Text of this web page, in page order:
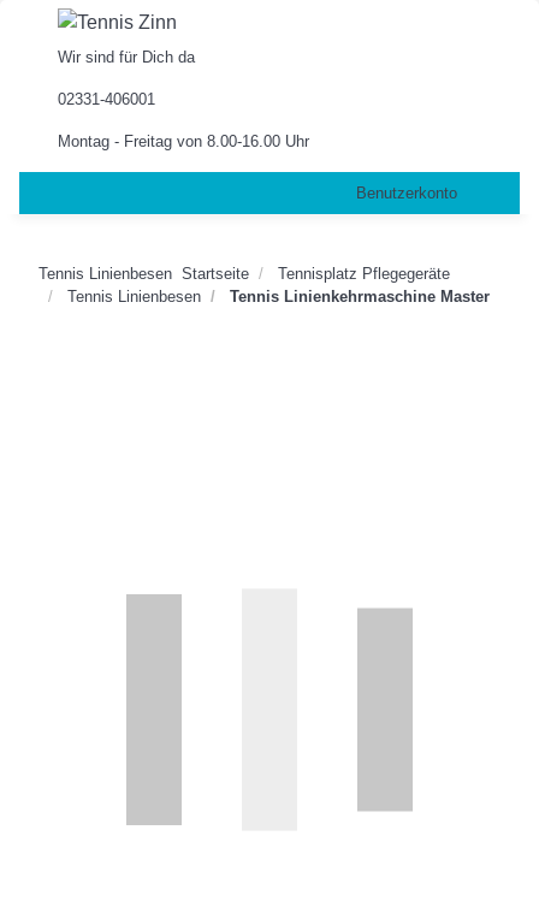
Wir sind für Dich da
02331-406001
Montag - Freitag von 8.00-16.00 Uhr
Benutzerkonto
Tennis Linienbesen Startseite
Tennisplatz Pflegegeräte
Tennis Linienbesen
Tennis Linienkehrmaschine Master